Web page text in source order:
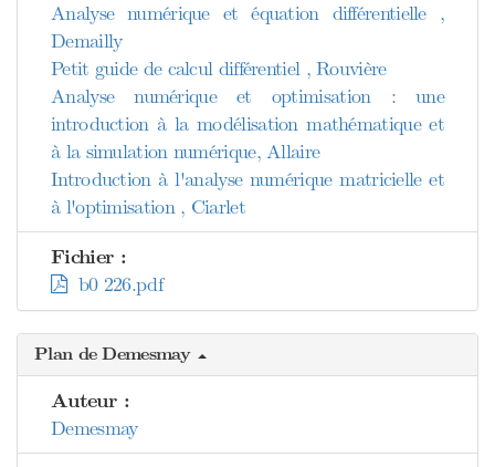
Analyse numérique et équation différentielle ,
Demailly
Petit guide de calcul différentiel , Rouvière
Analyse numérique et optimisation : une
introduction à la modélisation mathématique et
à la simulation numérique, Allaire
Introduction à l'analyse numérique matricielle et
à l'optimisation , Ciarlet
Fichier :
b0 226.pdf
Plan de Demesmay
Auteur :
Demesmay